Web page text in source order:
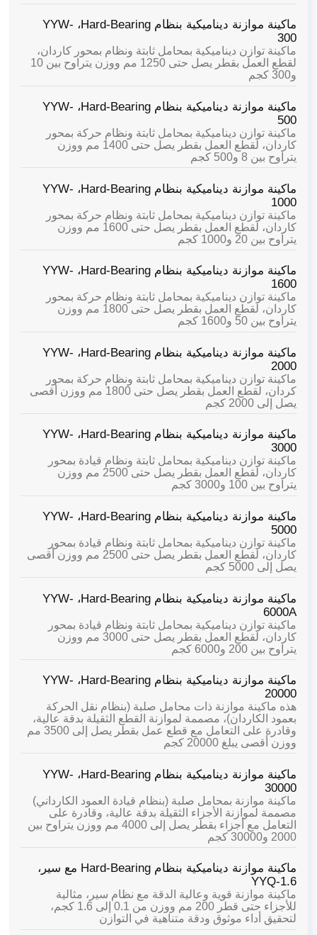
ماكينة موازنة ديناميكية بنظام Hard-Bearing،
YYW-
300
ماكينة توازن ديناميكية بمحامل ثابتة ونظام بمحور كاردان،
لقطع العمل بقطر يصل حتى 1250 مم ووزن يتراوح بين 10
و300 كجم
ماكينة موازنة ديناميكية بنظام Hard-Bearing،
YYW-
500
ماكينة توازن ديناميكية بمحامل ثابتة ونظام حركة بمحور
كاردان، لقطع العمل بقطر يصل حتى 1400 مم ووزن
يتراوح بين 8 و500 كجم
ماكينة موازنة ديناميكية بنظام Hard-Bearing،
YYW-
1000
ماكينة توازن ديناميكية بمحامل ثابتة ونظام حركة بمحور
كاردان، لقطع العمل بقطر يصل حتى 1600 مم ووزن
يتراوح بين 20 و1000 كجم
ماكينة موازنة ديناميكية بنظام Hard-Bearing،
YYW-
1600
ماكينة توازن ديناميكية بمحامل ثابتة ونظام حركة بمحور
كاردان، لقطع العمل بقطر يصل حتى 1800 مم ووزن
يتراوح بين 50 و1600 كجم
ماكينة موازنة ديناميكية بنظام Hard-Bearing،
YYW-
2000
ماكينة توازن ديناميكية بمحامل ثابتة ونظام حركة بمحور
كردان، لقطع العمل بقطر يصل حتى 1800 مم ووزن أقصى
يصل إلى 2000 كجم
ماكينة موازنة ديناميكية بنظام Hard-Bearing،
YYW-
3000
ماكينة توازن ديناميكية بمحامل ثابتة ونظام قيادة بمحور
كاردان، لقطع العمل بقطر يصل حتى 2500 مم ووزن
يتراوح بين 100 و3000 كجم
ماكينة موازنة ديناميكية بنظام Hard-Bearing،
YYW-
5000
ماكينة توازن ديناميكية بمحامل ثابتة ونظام قيادة بمحور
كاردان، لقطع العمل بقطر يصل حتى 2500 مم ووزن أقصى
يصل إلى 5000 كجم
ماكينة موازنة ديناميكية بنظام Hard-Bearing،
YYW-
6000A
ماكينة توازن ديناميكية بمحامل ثابتة ونظام قيادة بمحور
كاردان، لقطع العمل بقطر يصل حتى 3000 مم ووزن
يتراوح بين 200 و6000 كجم
ماكينة موازنة ديناميكية بنظام Hard-Bearing،
YYW-
20000
هذه ماكينة موازنة ذات محامل صلبة (بنظام نقل الحركة
بعمود الكاردان)، مصممة لموازنة القطع الثقيلة بدقة عالية،
وقادرة على التعامل مع قطع عمل بقطر يصل إلى 3500 مم
ووزن أقصى يبلغ 20000 كجم
ماكينة موازنة ديناميكية بنظام Hard-Bearing،
YYW-
30000
ماكينة موازنة بمحامل صلبة (بنظام قيادة العمود الكارداني)
مصممة لموازنة الأجزاء الثقيلة بدقة عالية، وقادرة على
التعامل مع أجزاء بقطر يصل إلى 4000 مم ووزن يتراوح بين
2000 و30000 كجم
ماكينة موازنة ديناميكية بنظام Hard-Bearing مع سير،
YYQ-1.6
ماكينة موازنة قوية وعالية الدقة مع نظام سير، مثالية
للأجزاء حتى قطر 200 مم ووزن من 0.1 إلى 1.6 كجم،
لتحقيق أداء موثوق ودقة متناهية في التوازن